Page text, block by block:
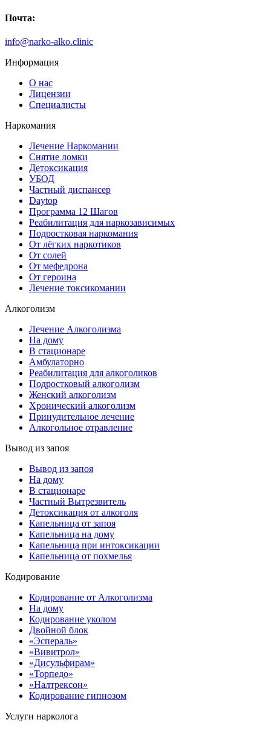
Почта:
info@narko-alko.clinic
Информация
О нас
Лицензии
Специалисты
Наркомания
Лечение Наркомании
Снятие ломки
Детоксикация
УБОД
Частный диспансер
Daytop
Программа 12 Шагов
Реабилитация для наркозависимых
Подростковая наркомания
От лёгких наркотиков
От солей
От мефедрона
От героина
Лечение токсикомании
Алкоголизм
Лечение Алкоголизма
На дому
В стационаре
Амбулаторно
Реабилитация для алкоголиков
Подростковый алкоголизм
Женский алкоголизм
Хронический алкоголизм
Принудительное лечение
Алкогольное отравление
Вывод из запоя
Вывод из запоя
На дому
В стационаре
Частный Вытрезвитель
Детоксикация от алкоголя
Капельница от запоя
Капельница на дому
Капельница при интоксикации
Капельница от похмелья
Кодирование
Кодирование от Алкоголизма
На дому
Кодирование уколом
Двойной блок
«Эспераль»
«Вивитрол»
«Дисульфирам»
«Торпедо»
«Налтрексон»
Кодирование гипнозом
Услуги нарколога